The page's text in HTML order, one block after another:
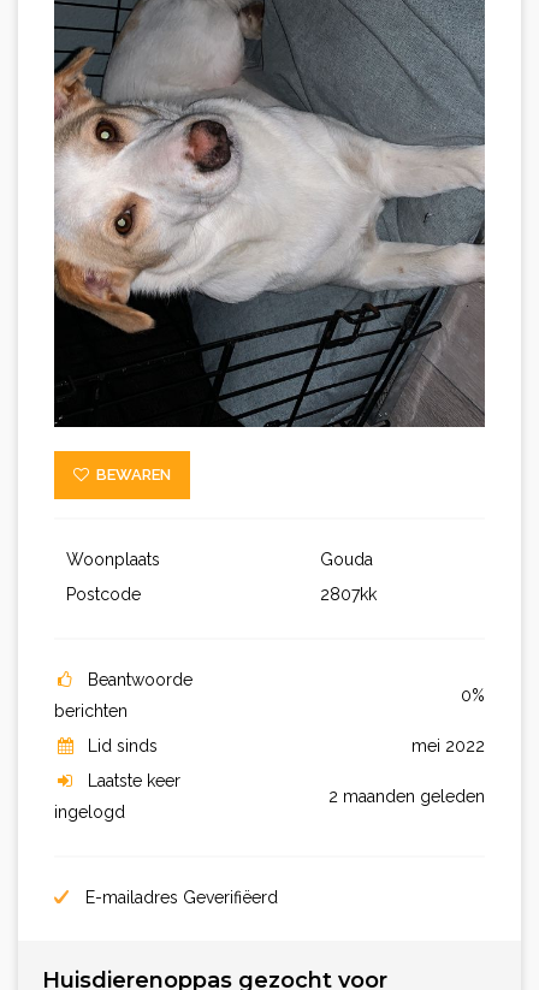
BEWAREN
Woonplaats
Gouda
Postcode
2807kk
Beantwoorde
berichten
0%
Lid sinds
mei 2022
Laatste keer
ingelogd
2 maanden geleden
E-mailadres Geverifiëerd
Huisdierenoppas gezocht voor